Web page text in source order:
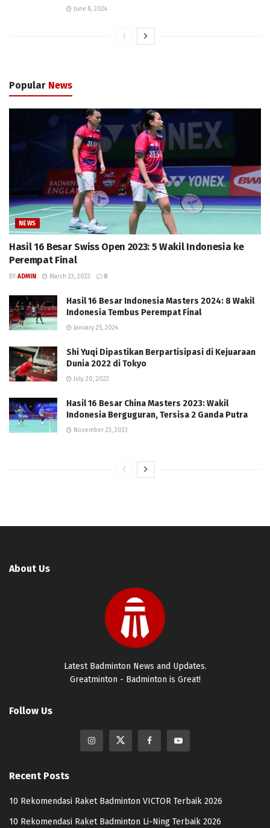
June 8, 2024
Popular News
NEWS
Hasil 16 Besar Swiss Open 2023: 5 Wakil Indonesia ke
Perempat Final
BY ADMIN March 23, 2023 0
Hasil 16 Besar Indonesia Masters 2024: 8 Wakil
Indonesia Tembus Perempat Final
January 25, 2024
Shi Yuqi Dipastikan Berpartisipasi di Kejuaraan
Dunia 2022 di Tokyo
July 20, 2022
Hasil 16 Besar China Masters 2023: Wakil
Indonesia Berguguran, Tersisa 2 Ganda Putra
November 23, 2023
About Us
Latest Badminton News and Updates.
Greatminton - Badminton is Great!
Follow Us
Recent Posts
10 Rekomendasi Raket Badminton VICTOR Terbaik 2026
10 Rekomendasi Raket Badminton Li-Ning Terbaik 2026